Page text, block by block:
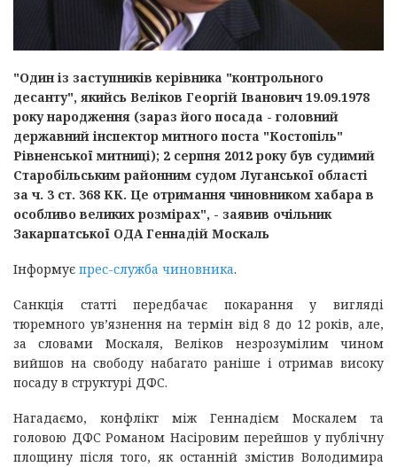
"Один із заступників керівника "контрольного
десанту", якийсь Веліков Георгій Іванович 19.09.1978
року народження (зараз його посада - головний
державний інспектор митного поста "Костопіль"
Рівненської митниці); 2 серпня 2012 року був судимий
Старобільським районним судом Луганської області
за ч. 3 ст. 368 КК. Це отримання чиновником хабара в
особливо великих розмірах", - заявив очільник
Закарпатської ОДА Геннадій Москаль
Інформує прес-служба чиновника.
Санкція статті передбачає покарання у вигляді
тюремного ув’язнення на термін від 8 до 12 років, але,
за словами Москаля, Веліков незрозумілим чином
вийшов на свободу набагато раніше і отримав високу
посаду в структурі ДФС.
Нагадаємо, конфлікт між Геннадієм Москалем та
головою ДФС Романом Насіровим перейшов у публічну
площину після того, як останній змістив Володимира